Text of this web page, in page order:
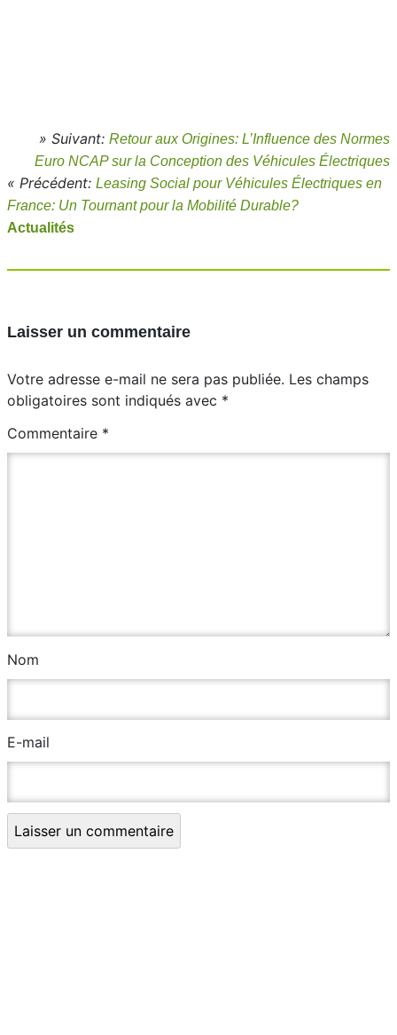
» Suivant: Retour aux Origines: L’Influence des Normes
Euro NCAP sur la Conception des Véhicules Électriques
« Précédent: Leasing Social pour Véhicules Électriques en
France: Un Tournant pour la Mobilité Durable?
Actualités
Laisser un commentaire
Votre adresse e-mail ne sera pas publiée. Les champs
obligatoires sont indiqués avec *
Commentaire *
Nom
E-mail